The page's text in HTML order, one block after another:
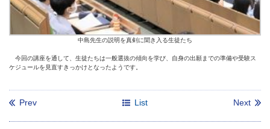
中島先生の説明を真剣に聞き入る生徒たち
今回の講座を通して、生徒たちは一般選抜の傾向を学び、自身の出願までの準備や受験ス
ケジュールを見直すきっかけとなったようです。
Prev List Next